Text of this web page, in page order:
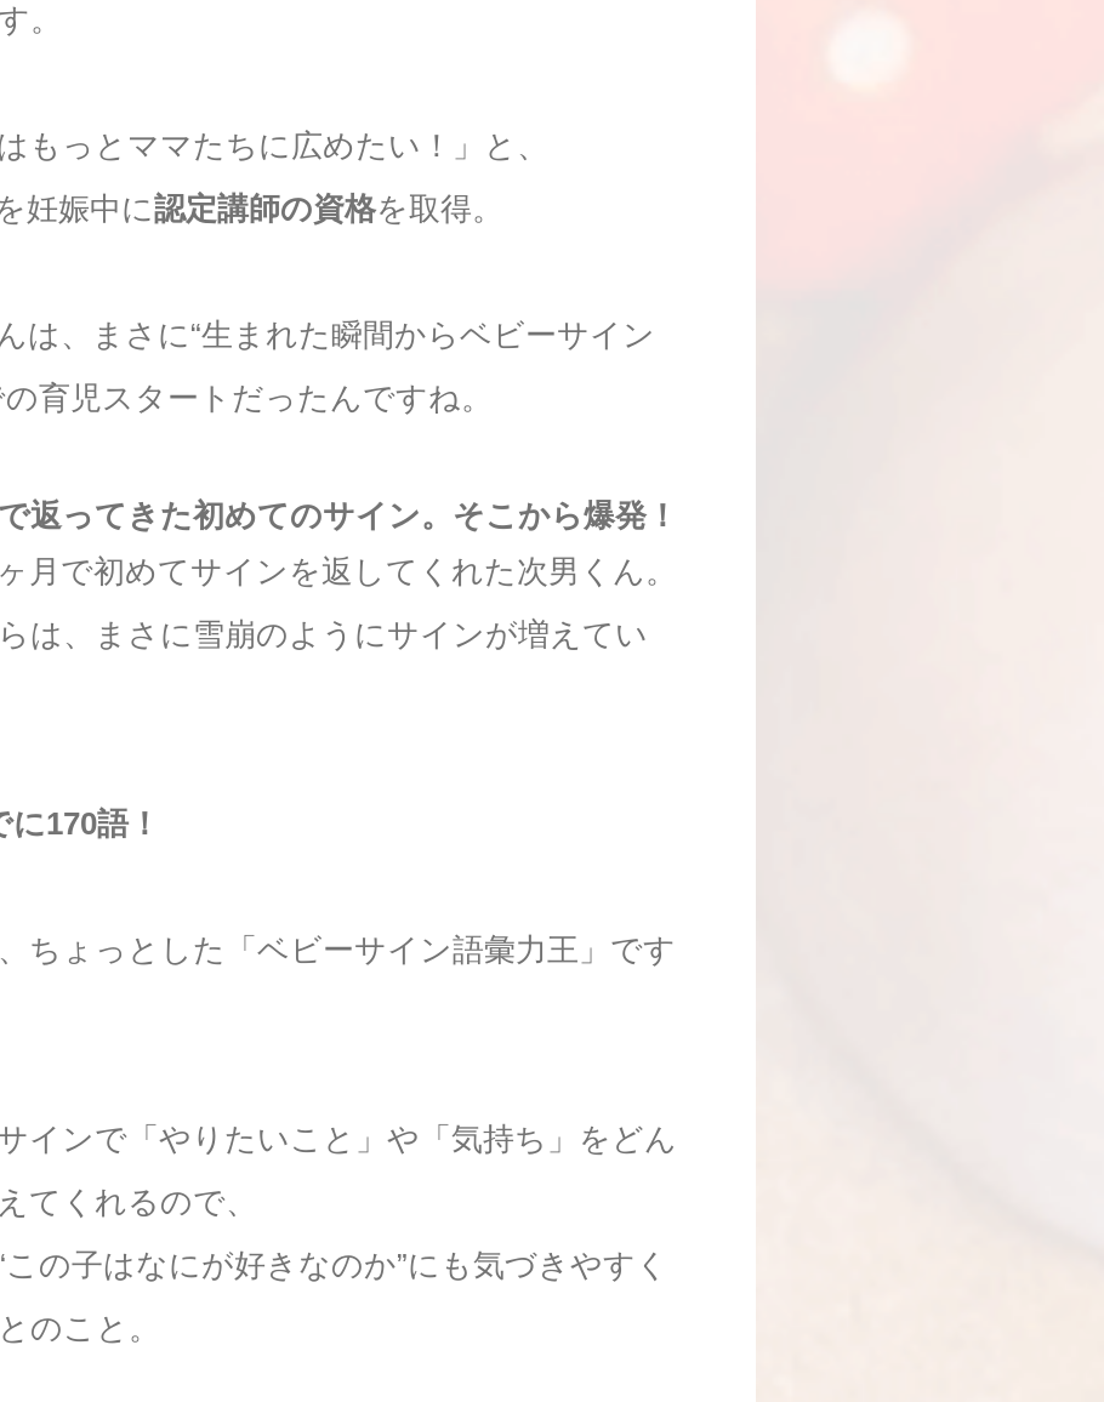
。
はもっとママたちに広めたい！」と、
妊娠中に認定講師の資格を取得。
は、まさに“生まれた瞬間からベビーサイン
の育児スタートだったんですね。
返ってきた初めてのサイン。そこから爆発！
月で初めてサインを返してくれた次男くん。
は、まさに雪崩のようにサインが増えてい
170語！
ちょっとした「ベビーサイン語彙力王」です
インで「やりたいこと」や「気持ち」をどん
てくれるので、
この子はなにが好きなのか”にも気づきやすく
のこと。